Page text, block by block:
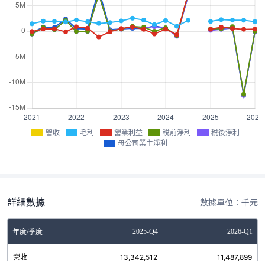
營收 毛利 營業利益 稅前淨利
稅後淨利
母公司業主淨利
詳細數據 數據單位：千元
年度/季度2025-Q3 2025-Q4 2026-Q1
營收13,488,482 13,342,512 11,487,899